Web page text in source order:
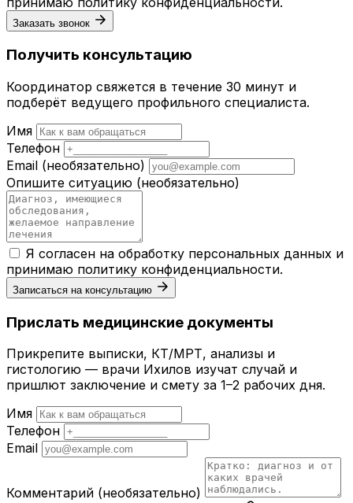
Заказать звонок
Получить консультацию
Координатор свяжется в течение 30 минут и
подберёт ведущего профильного специалиста.
Имя
Телефон
Email (необязательно)
Опишите ситуацию (необязательно)
Я согласен на обработку персональных данных и
принимаю политику конфиденциальности.
Записаться на консультацию
Прислать медицинские документы
Прикрепите выписки, КТ/МРТ, анализы и
гистологию — врачи Ихилов изучат случай и
пришлют заключение и смету за 1–2 рабочих дня.
Имя
Телефон
Email
Комментарий (необязательно)